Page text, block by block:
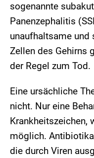
sogenannte
Panenzephalitis
unaufhaltsame und
Zellen des Gehirns
der Regel zum Tod.
Eine ursächliche
nicht. Nur eine
Krankheitszeichen,
möglich.
die durch Viren